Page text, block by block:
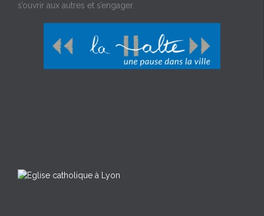
s’ouvrir aux autres et s’engager.